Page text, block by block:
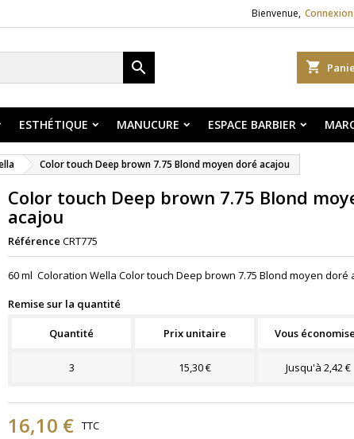
Bienvenue, Connexion
shopping_cart

ESTHÉTIQUE MANUCURE ESPACE BARBIER
Color touch Deep brown 7.75 Blond moyen doré acajou
Color touch Deep brown 7.75 Blond
acajou
Référence CRT775
60 ml Coloration Wella Color touch Deep brown 7.75 Blond moyen doré
Remise sur la quantité
Quantité Prix unitaire Vous
3 15,30 € Jusqu'à 2,42 €
16,10 € TTC